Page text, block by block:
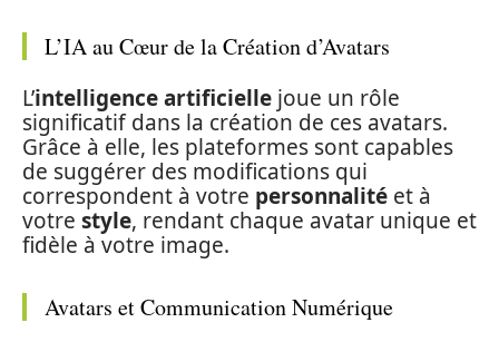
L’IA au Cœur de la Création d’Avatars
L’intelligence artificielle joue un rôle
significatif dans la création de ces avatars.
Grâce à elle, les plateformes sont capables
de suggérer des modifications qui
correspondent à votre personnalité et à
votre style, rendant chaque avatar unique et
fidèle à votre image.
Avatars et Communication Numérique